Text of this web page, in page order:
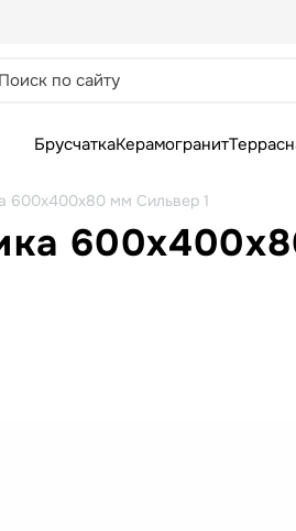
БрусчаткаКерамогранит
600х400х80 мм Сильвер 1